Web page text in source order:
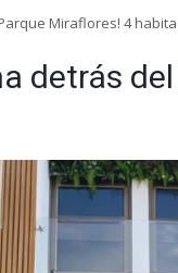
Miraflores! 4
detrás